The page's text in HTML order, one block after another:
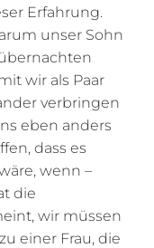
Erfahrung.
unser Sohn
wir als Paar
verbringen
eben anders
dass es
wenn –
die
wir müssen
einer Frau, die